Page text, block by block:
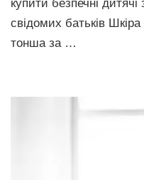
купити безпечні дитячі
свідомих батьків
тонша за …